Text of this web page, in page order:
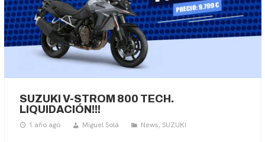
SUZUKI V-STROM 800 TECH.
LIQUIDACIÓN!!!
1 año ago Miguel Solá News, SUZUKI